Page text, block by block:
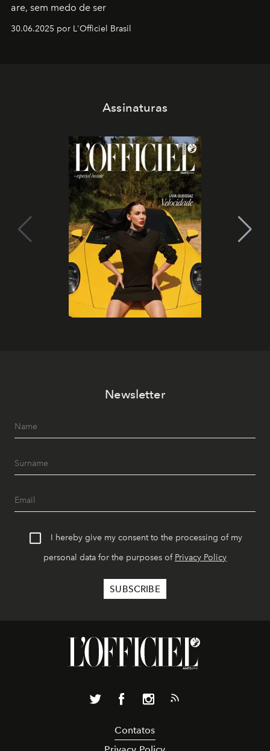
are, sem medo de ser
30.06.2025 por L'Officiel Brasil
Assinaturas
Newsletter
I hereby give my consent to the processing of my
personal data for the purposes of Privacy Policy
Contatos